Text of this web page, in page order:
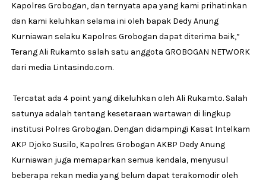
Kapolres Grobogan, dan ternyata apa yang kami prihatinkan
dan kami keluhkan selama ini oleh bapak Dedy Anung
Kurniawan selaku Kapolres Grobogan dapat diterima baik,”
Terang Ali Rukamto salah satu anggota GROBOGAN NETWORK
dari media Lintasindo.com.
Tercatat ada 4 point yang dikeluhkan oleh Ali Rukamto. Salah
satunya adalah tentang kesetaraan wartawan di lingkup
institusi Polres Grobogan. Dengan didampingi Kasat Intelkam
AKP Djoko Susilo, Kapolres Grobogan AKBP Dedy Anung
Kurniawan juga memaparkan semua kendala, menyusul
beberapa rekan media yang belum dapat terakomodir oleh